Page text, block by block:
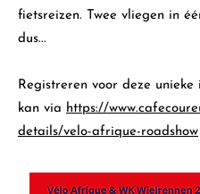
fietsreizen. Twee vliegen in
dus...
Registreren voor deze unieke
kan via https://
details/velo-afrique-roadshow